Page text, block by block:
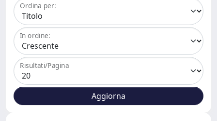
Ordina per:
In ordine:
Risultati/Pagina